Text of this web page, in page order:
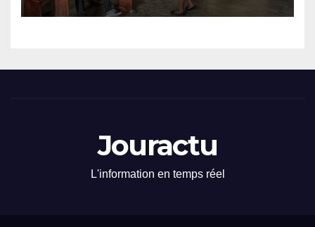
Jouractu
L'information en temps réel